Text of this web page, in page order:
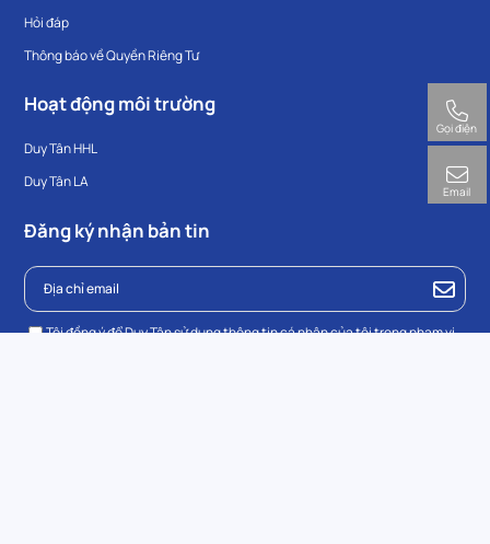
Hỏi đáp
Thông báo về Quyền Riêng Tư
Hoạt động môi trường
Duy Tân HHL
Duy Tân LA
Đăng ký nhận bản tin
Tôi đồng ý để Duy Tân sử dụng thông tin cá nhân của tôi trong phạm vi
Gọi điện
Email